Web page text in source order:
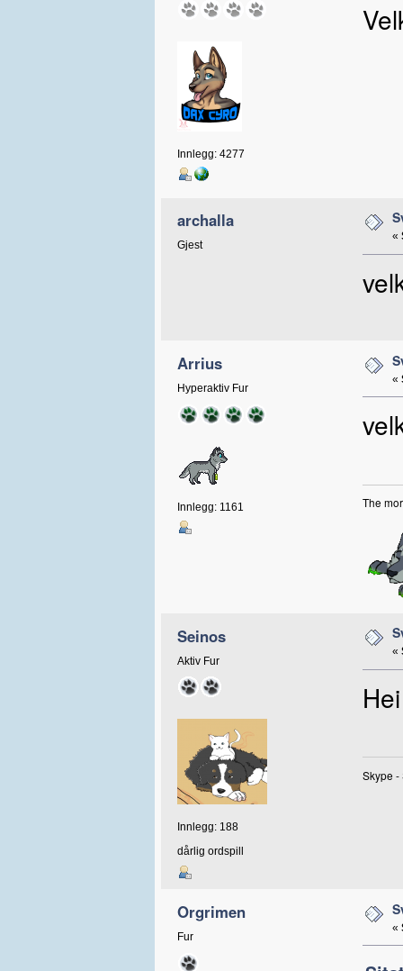
Innlegg: 4277
archalla
Gjest
«
Arrius
Hyperaktiv Fur
Innlegg: 1161
«
The
Seinos
Aktiv Fur
Innlegg: 188
dårlig ordspill
«
Skype -
Orgrimen
Fur
«